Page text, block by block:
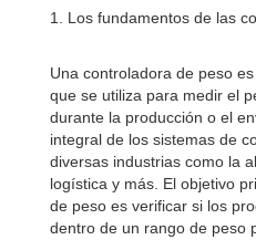
1. Los fundamentos de las
Una controladora de peso
que se utiliza para medir el
durante la producción o el
integral de los sistemas de
diversas industrias como la
logística y más. El objetivo
de peso es verificar si los
dentro de un rango de peso